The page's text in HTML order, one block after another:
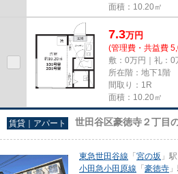
面積：10.20㎡
7.3万円
(管理費・共益費
敷：0万円｜礼：0
所在階：地下1階
間取り：1R
面積：10.20㎡
賃貸｜アパート 世田谷区豪徳寺２丁目
東急世田谷線 「 宮の坂 」
小田急小田原線 「 豪徳寺